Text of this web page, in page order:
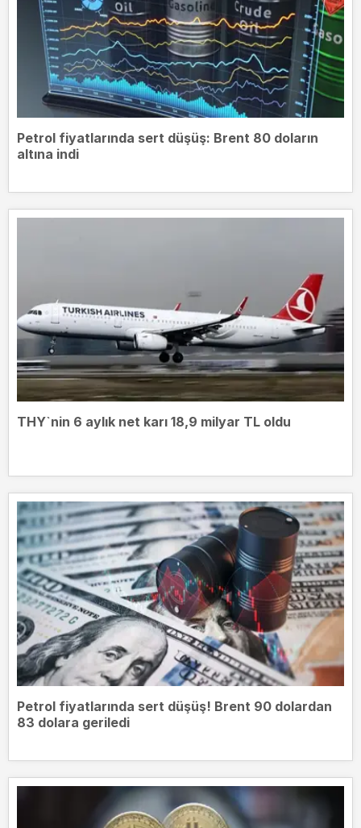
Petrol fiyatlarında sert düşüş: Brent 80 doların
altına indi
THY`nin 6 aylık net karı 18,9 milyar TL oldu
Petrol fiyatlarında sert düşüş! Brent 90 dolardan
83 dolara geriledi